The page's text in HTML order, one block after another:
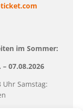
im Sommer:
– 07.08.2026
Uhr Samstag: